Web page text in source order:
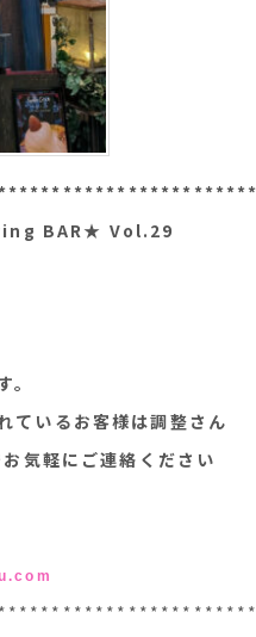
BAR★ Vol.29
ているお客様は調整さん
気軽にご連絡ください